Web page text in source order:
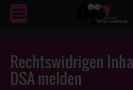
EROTIKVON NEBENAN ...
Rechtswidrigen
DSA melden